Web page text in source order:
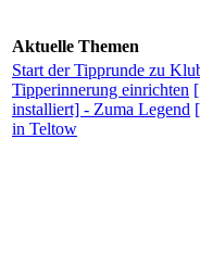
Aktuelle Themen
Start der Tipprunde zu
Tipperinnerung einrichten
installiert] - Zuma Legend
in Teltow